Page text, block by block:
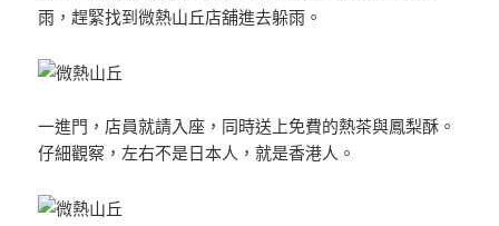
雨，趕緊找到微熱山丘店舖進去躲雨。
一進門，店員就請入座，同時送上免費的熱茶與鳳梨酥。
仔細觀察，左右不是日本人，就是香港人。